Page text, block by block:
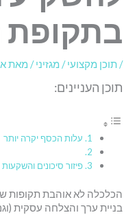
בתקופת
/תוכן מקצועי / מגזיני/ מאת
תוכן העניינים:
עלות הכסף יקרה יותר
פיזור סיכונים
הכלכלה לא אוהבת תקופות
בניית ערך והצלחה עסקית